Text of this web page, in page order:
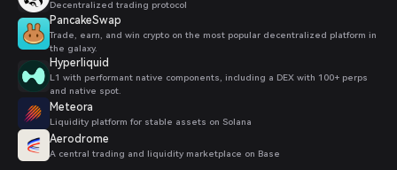
Decentralized trading protocol
PancakeSwap
Trade, earn, and win crypto on the most popular decentralized platform in
the galaxy.
Hyperliquid
L1 with performant native components, including a DEX with 100+ perps
and native spot.
Meteora
Liquidity platform for stable assets on Solana
Aerodrome
A central trading and liquidity marketplace on Base